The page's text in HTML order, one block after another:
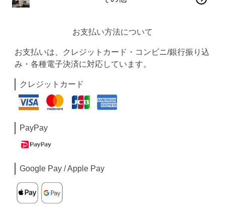
お支払い方法について
お支払いは、クレジットカード・コンビニ/銀行振り込
み・各種電子決済に対応しています。
クレジットカード
PayPay
Google Pay / Apple Pay